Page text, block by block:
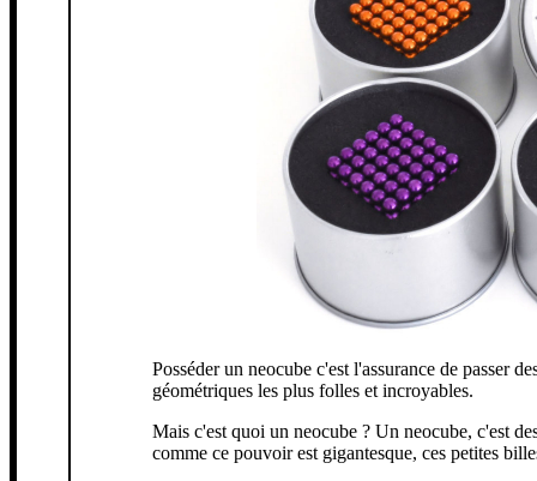
Posséder un neocube c'est l'assurance de passer
géométriques les plus folles et incroyables.
Mais c'est quoi un neocube ? Un neocube, c'est
comme ce pouvoir est gigantesque, ces petites